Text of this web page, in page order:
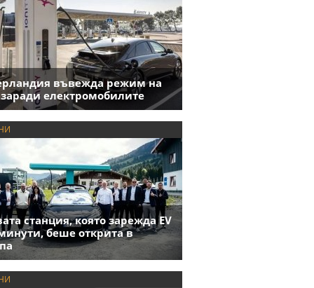
въвежда режим на
заради електромобилите
станция, която зарежда EV
беше открита в